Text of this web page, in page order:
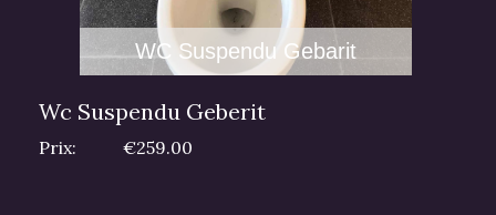
WC Suspendu Gebarit
Wc Suspendu Geberit
Prix: €259.00